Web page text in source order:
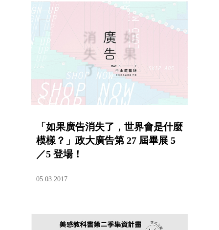
「如果廣告消失了，世界會是什麼
模樣？」政大廣告第 27 屆畢展 5
／5 登場！
05.03.2017